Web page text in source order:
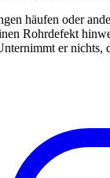
häufen oder
Rohrdefekt
er nichts,